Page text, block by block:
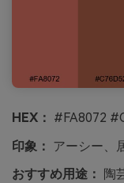
HEX： #FA8072
印象： アーシー、
おすすめ用途：
陶